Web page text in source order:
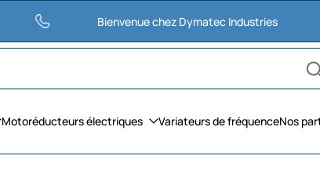
Bienvenue chez Dymatec Industries
Motoréducteurs électriques Variateurs de fréquenceNos